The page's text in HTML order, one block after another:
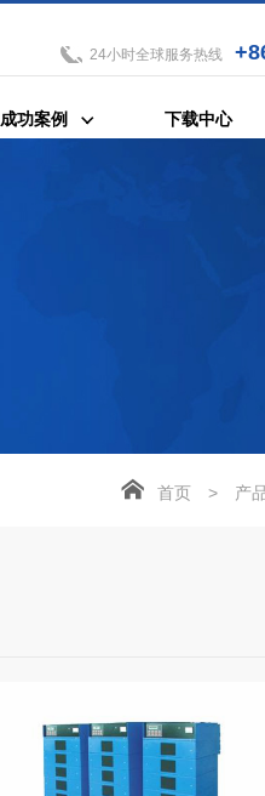
24小时全球服务热线
成功案例 下载中心
首页 > 产